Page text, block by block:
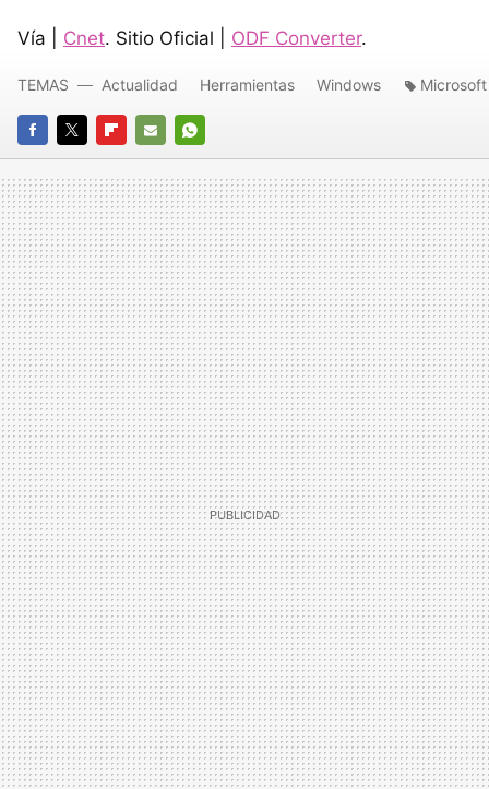
Vía | Cnet. Sitio Oficial | ODF Converter.
FACEBOOK
TWITTERFLIPBOARD
E-
MAIL
WHATSAPP
TEMAS Actualidad Herramientas Windows Microsoft